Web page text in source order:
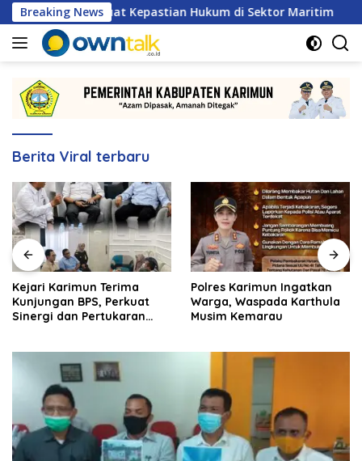
Langsung
ke
konten
Breaking News
Perkuat Kepastian Hukum di Sektor Maritim Kejari
Berita Viral terbaru
Kejari Karimun Terima
Kunjungan BPS, Perkuat
Sinergi dan Pertukaran
Polres Karimun Ingatkan
Warga, Waspada Karthula
Musim Kemarau